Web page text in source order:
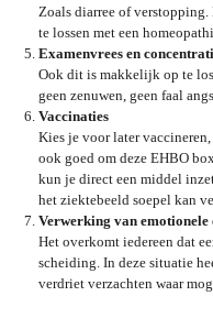
Zoals diarree of
te lossen met een
Examenvrees en
Ook dit is makkelijk op te
geen zenuwen, geen faal
Vaccinaties
Kies je voor later
ook goed om deze EHBO
kun je direct een middel
het ziektebeeld soepel kan
Verwerking van
Het overkomt iedereen dat
scheiding. In deze situatie
verdriet verzachten waar